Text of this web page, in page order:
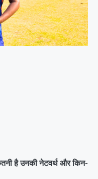
है उनकी नेटवर्थ और किन-